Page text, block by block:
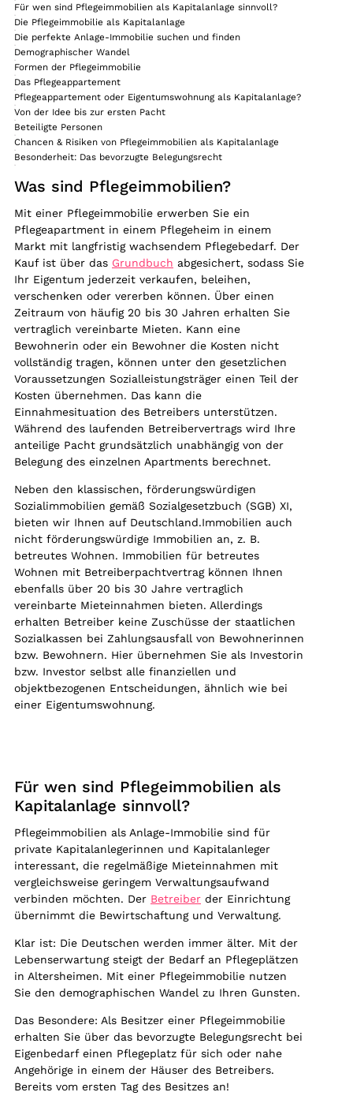
Für wen sind Pflegeimmobilien als Kapitalanlage sinnvoll?
Die Pflegeimmobilie als Kapitalanlage
Die perfekte Anlage-Immobilie suchen und finden
Demographischer Wandel
Formen der Pflegeimmobilie
Das Pflegeappartement
Pflegeappartement oder Eigentumswohnung als Kapitalanlage?
Von der Idee bis zur ersten Pacht
Beteiligte Personen
Chancen & Risiken von Pflegeimmobilien als Kapitalanlage
Besonderheit: Das bevorzugte Belegungsrecht
Was sind Pflegeimmobilien?
Mit einer Pflegeimmobilie erwerben Sie ein
Pflegeapartment in einem Pflegeheim in einem
Markt mit langfristig wachsendem Pflegebedarf. Der
Kauf ist über das Grundbuch abgesichert, sodass Sie
Ihr Eigentum jederzeit verkaufen, beleihen,
verschenken oder vererben können. Über einen
Zeitraum von häufig 20 bis 30 Jahren erhalten Sie
vertraglich vereinbarte Mieten. Kann eine
Bewohnerin oder ein Bewohner die Kosten nicht
vollständig tragen, können unter den gesetzlichen
Voraussetzungen Sozialleistungsträger einen Teil der
Kosten übernehmen. Das kann die
Einnahmesituation des Betreibers unterstützen.
Während des laufenden Betreibervertrags wird Ihre
anteilige Pacht grundsätzlich unabhängig von der
Belegung des einzelnen Apartments berechnet.
Neben den klassischen, förderungswürdigen
Sozialimmobilien gemäß Sozialgesetzbuch (SGB) XI,
bieten wir Ihnen auf Deutschland.Immobilien auch
nicht förderungswürdige Immobilien an, z. B.
betreutes Wohnen. Immobilien für betreutes
Wohnen mit Betreiberpachtvertrag können Ihnen
ebenfalls über 20 bis 30 Jahre vertraglich
vereinbarte Mieteinnahmen bieten. Allerdings
erhalten Betreiber keine Zuschüsse der staatlichen
Sozialkassen bei Zahlungsausfall von Bewohnerinnen
bzw. Bewohnern. Hier übernehmen Sie als Investorin
bzw. Investor selbst alle finanziellen und
objektbezogenen Entscheidungen, ähnlich wie bei
einer Eigentumswohnung.
Für wen sind Pflegeimmobilien als
Kapitalanlage sinnvoll?
Pflegeimmobilien als Anlage-Immobilie sind für
private Kapitalanlegerinnen und Kapitalanleger
interessant, die regelmäßige Mieteinnahmen mit
vergleichsweise geringem Verwaltungsaufwand
verbinden möchten. Der Betreiber der Einrichtung
übernimmt die Bewirtschaftung und Verwaltung.
Klar ist: Die Deutschen werden immer älter. Mit der
Lebenserwartung steigt der Bedarf an Pflegeplätzen
in Altersheimen. Mit einer Pflegeimmobilie nutzen
Sie den demographischen Wandel zu Ihren Gunsten.
Das Besondere: Als Besitzer einer Pflegeimmobilie
erhalten Sie über das bevorzugte Belegungsrecht bei
Eigenbedarf einen Pflegeplatz für sich oder nahe
Angehörige in einem der Häuser des Betreibers.
Bereits vom ersten Tag des Besitzes an!